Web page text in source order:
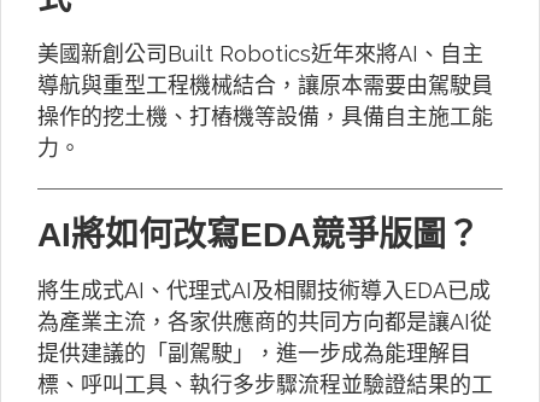
美國新創公司Built Robotics近年來將AI、自主
導航與重型工程機械結合，讓原本需要由駕駛員
操作的挖土機、打樁機等設備，具備自主施工能
力。
AI將如何改寫EDA競爭版圖？
將生成式AI、代理式AI及相關技術導入EDA已成
為產業主流，各家供應商的共同方向都是讓AI從
提供建議的「副駕駛」，進一步成為能理解目
標、呼叫工具、執行多步驟流程並驗證結果的工